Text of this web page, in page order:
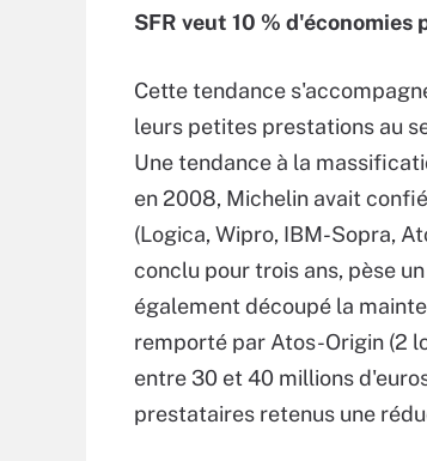
SFR veut 10 % d'économies
Cette tendance
leurs petites prestations au
Une tendance à la
en 2008, Michelin avait
(Logica, Wipro, IBM-Sopra,
conclu pour trois ans, pèse
également découpé la
remporté par Atos-Origin (2
entre 30 et 40 millions
prestataires retenus une